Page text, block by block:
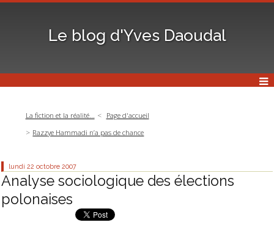
Le blog d'Yves Daoudal
La fiction et la réalité...
Page d'accueil
Razzye Hammadi n’a pas de chance
lundi 22 octobre 2007
Analyse sociologique des élections
polonaises